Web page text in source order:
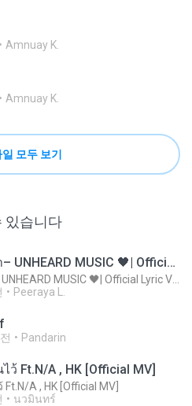
Amnuay K.
Amnuay K.
모두 보기
있습니다
ไม่มีใครรู้ตัวเรา– UNHEARD MUSIC 🖤| Official Lyric Video | เพลงสู้ชีวิต
Peeraya L.
Pandarin
ว้ Ft.N/A , HK [Official MV]
Ft.N/A , HK [Official MV]
นวมินทร์